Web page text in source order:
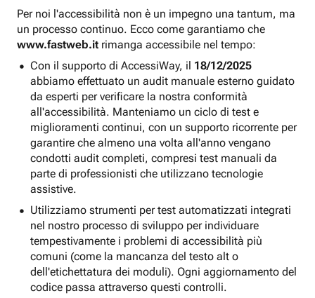
Per noi l'accessibilità non è un impegno una tantum, ma
un processo continuo. Ecco come garantiamo che
www.fastweb.it rimanga accessibile nel tempo:
Con il supporto di AccessiWay, il 18/12/2025
abbiamo effettuato un audit manuale esterno guidato
da esperti per verificare la nostra conformità
all'accessibilità. Manteniamo un ciclo di test e
miglioramenti continui, con un supporto ricorrente per
garantire che almeno una volta all'anno vengano
condotti audit completi, compresi test manuali da
parte di professionisti che utilizzano tecnologie
assistive.
Utilizziamo strumenti per test automatizzati integrati
nel nostro processo di sviluppo per individuare
tempestivamente i problemi di accessibilità più
comuni (come la mancanza del testo alt o
dell'etichettatura dei moduli). Ogni aggiornamento del
codice passa attraverso questi controlli.